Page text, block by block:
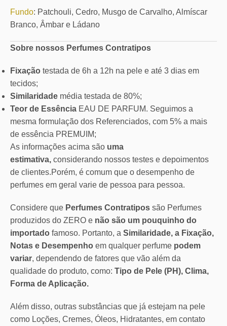
Fundo: Patchouli, Cedro, Musgo de Carvalho, Almíscar
Branco, Âmbar e Ládano
Sobre nossos Perfumes Contratipos
Fixação testada de 6h a 12h na pele e até 3 dias em
tecidos;
Similaridade média testada de 80%;
Teor de Essência EAU DE PARFUM. Seguimos a
mesma formulação dos Referenciados, com 5% a mais
de essência PREMUIM;
As informações acima são uma
estimativa, considerando nossos testes e depoimentos
de clientes.Porém, é comum que o desempenho de
perfumes em geral varie de pessoa para pessoa.
Considere que Perfumes Contratipos são Perfumes
produzidos do ZERO e não são um pouquinho do
importado famoso. Portanto, a Similaridade, a Fixação,
Notas e Desempenho em qualquer perfume podem
variar, dependendo de fatores que vão além da
qualidade do produto, como: Tipo de Pele (PH), Clima,
Forma de Aplicação.
Além disso, outras substâncias que já estejam na pele
como Loções, Cremes, Óleos, Hidratantes, em contato